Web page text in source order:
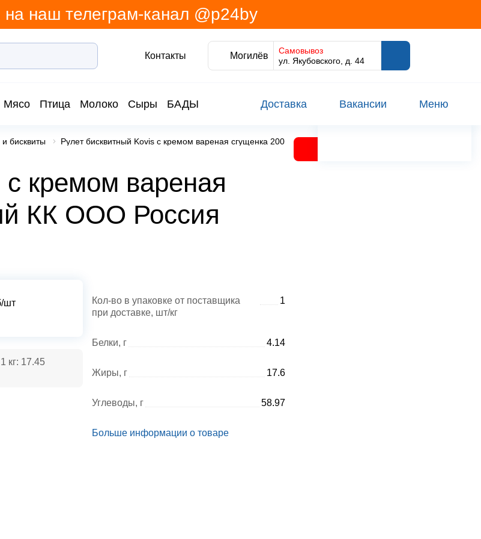
наш телеграм-канал @p24by
Контакты Могилёв
Самовывоз
ул. Якубовского, д. 44
Мясо Птица Молоко Сыры БАДЫ Доставка Вакансии Меню
бисквиты Рулет бисквитный Kovis с кремом вареная сгущенка 200г Раменский КК ООО Россия
кремом вареная
КК ООО Россия
шт
кг: 17.45
Кол-во в упаковке от поставщика
при доставке, шт/кг
1
Белки, г 4.14
Жиры, г 17.6
Углеводы, г 58.97
Больше информации о товаре